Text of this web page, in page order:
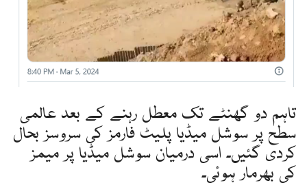
تاہم دو گھنٹے تک معطل رہنے کے بعد عالمی
سطح پر سوشل میڈیا پلیٹ فارمز کی سروسز بحال
کردی گئیں۔ اسی درمیان سوشل میڈیا پر میمز
کی بھرمار ہوئی۔